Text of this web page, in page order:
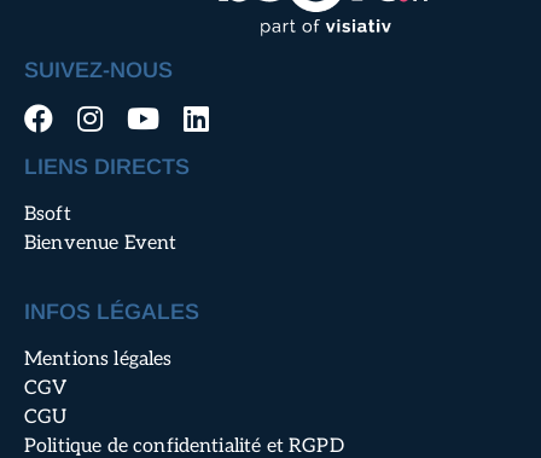
SUIVEZ-NOUS
LIENS DIRECTS
Bsoft
Bienvenue Event
INFOS LÉGALES
Mentions légales
CGV
CGU
Politique de confidentialité et RGPD